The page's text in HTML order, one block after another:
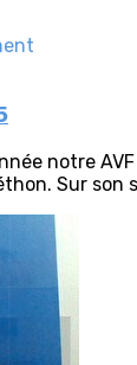
notre
Sur son